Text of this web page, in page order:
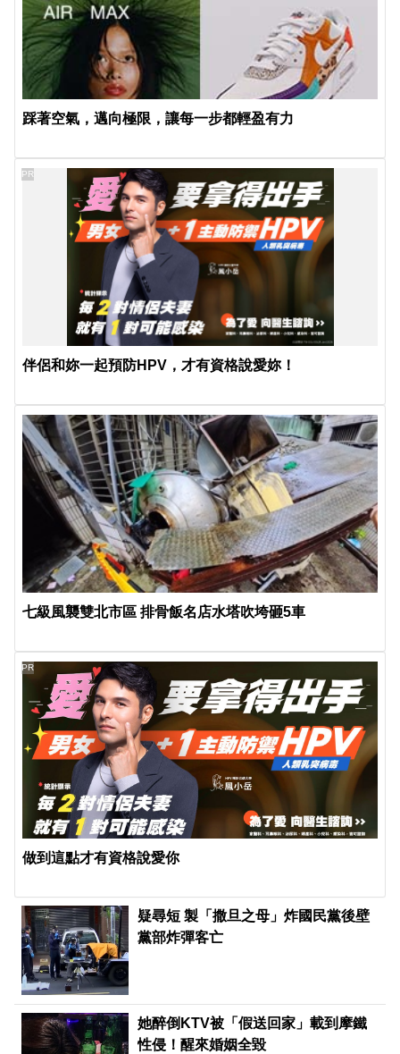
踩著空氣，邁向極限，讓每一步都輕盈有力
伴侶和妳一起預防HPV，才有資格說愛妳！
PR
七級風襲雙北市區 排骨飯名店水塔吹垮砸5車
做到這點才有資格說愛你
PR
疑尋短 製「撒旦之母」炸國民黨後壁
黨部炸彈客亡
她醉倒KTV被「假送回家」載到摩鐵
性侵！醒來婚姻全毀